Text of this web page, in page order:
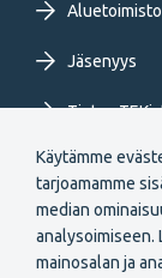
Käytämme
tarjoamamme
median
analysoimiseen.
mainosalan ja
Jäsenyys
Tietoa
Extranet